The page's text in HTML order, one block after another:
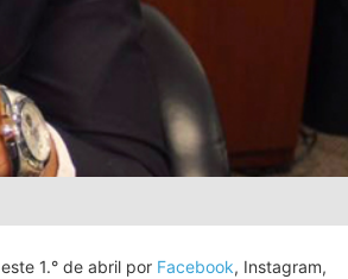
1.° de abril por Facebook, Instagram,